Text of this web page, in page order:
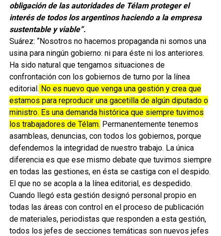
obligación de las autoridades de Télam proteger el
interés de todos los argentinos haciendo a la empresa
sustentable y viable”.
Suárez: “Nosotros no hacemos propaganda ni somos una
usina para ningún gobierno: ni para éste ni los anteriores.
Ha sido natural que tengamos situaciones de
confrontación con los gobiernos de turno por la línea
editorial. No es nuevo que venga una gestión y crea que
estamos para reproducir una gacetilla de algún diputado o
ministro. Es una demanda histórica que siempre tuvimos
los trabajadores de Télam. Permanentemente tenemos
asambleas, denuncias, con todos los gobiernos, porque
defendemos la integridad de nuestro trabajo. La única
diferencia es que ese mismo debate que tuvimos siempre
en todas las gestiones, en ésta se castiga con el despido.
El que no se acopla a la línea editorial, es despedido.
Cuando llegó esta gestión designó personal propio en
todas las áreas con control en el proceso de publicación
de materiales, periodistas que responden a esta gestión,
todos los jefes de secciones temáticas son nuevos jefes